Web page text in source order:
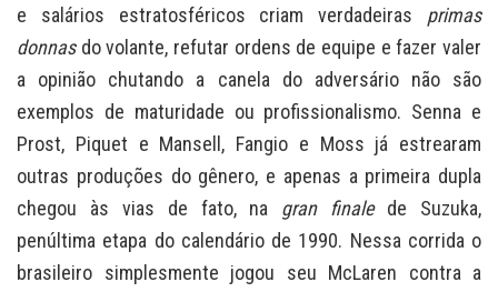
e salários estratosféricos criam verdadeiras primas
donnasdo volante, refutar ordens de equipe e fazer valer
a opinião chutando a canela do adversário não são
exemplos de maturidade ou profissionalismo. Senna e
Prost, Piquet e Mansell, Fangio e Moss já estrearam
outras produções do gênero, e apenas a primeira dupla
chegou às vias de fato, na gran finalede Suzuka,
penúltima etapa do calendário de 1990. Nessa corrida o
brasileiro simplesmente jogou seu McLaren contra a